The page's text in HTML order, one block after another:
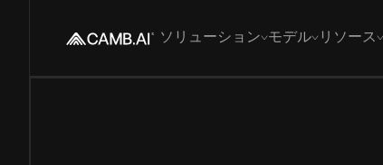
ソリューション モデル リソース